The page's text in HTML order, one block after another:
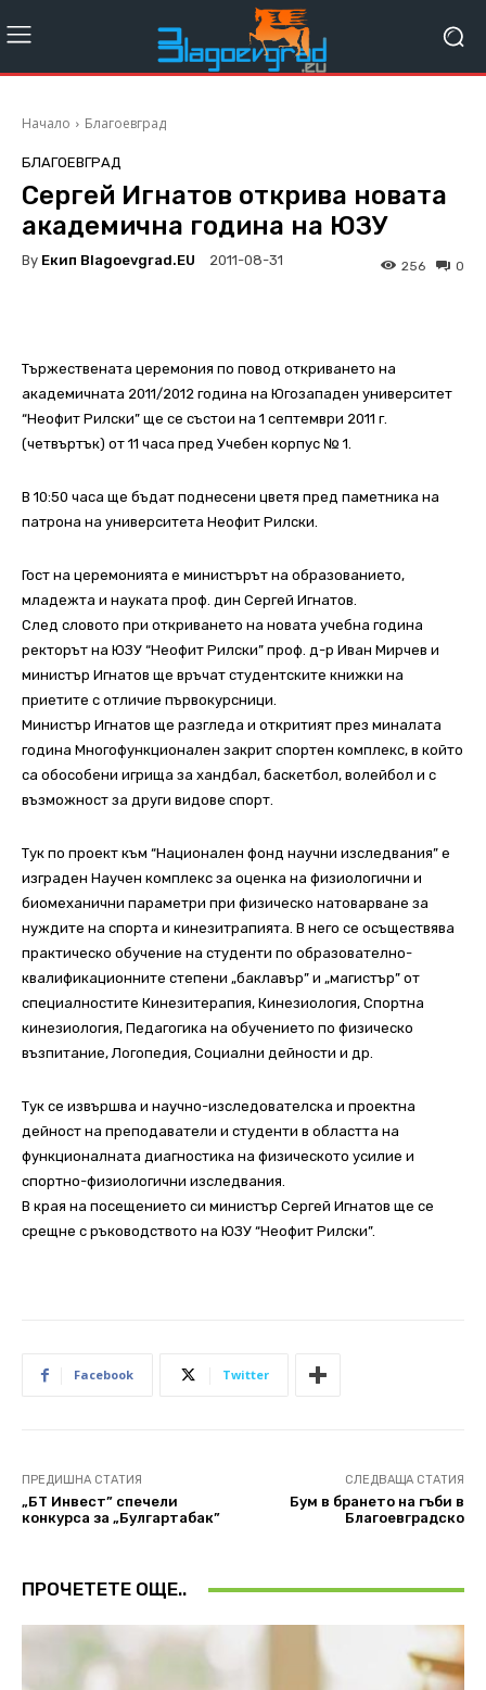
Начало Благоевград
БЛАГОЕВГРАД
Сергей Игнатов открива новата
академична година на ЮЗУ
By Екип Blagoevgrad.EU 2011-08-31 0
256
Тържествената церемония по повод откриването на
академичната 2011/2012 година на Югозападен университет
“Неофит Рилски” ще се състои на 1 септември 2011 г.
(четвъртък) от 11 часа пред Учебен корпус № 1.
В 10:50 часа ще бъдат поднесени цветя пред паметника на
патрона на университета Неофит Рилски.
Гост на церемонията е министърът на образованието,
младежта и науката проф. дин Сергей Игнатов.
След словото при откриването на новата учебна година
ректорът на ЮЗУ “Неофит Рилски” проф. д-р Иван Мирчев и
министър Игнатов ще връчат студентските книжки на
приетите с отличие първокурсници.
Министър Игнатов ще разгледа и откритият през миналата
година Многофункционален закрит спортен комплекс, в който
са обособени игрища за хандбал, баскетбол, волейбол и с
възможност за други видове спорт.
Тук по проект към “Национален фонд научни изследвания” е
изграден Научен комплекс за оценка на физиологични и
биомеханични параметри при физическо натоварване за
нуждите на спорта и кинезитрапията. В него се осъществява
практическо обучение на студенти по образователно-
квалификационните степени „баклавър” и „магистър” от
специалностите Кинезитерапия, Кинезиология, Спортна
кинезиология, Педагогика на обучението по физическо
възпитание, Логопедия, Социални дейности и др.
Тук се извършва и научно-изследователска и проектна
дейност на преподаватели и студенти в областта на
функционалната диагностика на физическото усилие и
спортно-физиологични изследвания.
В края на посещението си министър Сергей Игнатов ще се
срещне с ръководството на ЮЗУ “Неофит Рилски”.
Facebook Twitter
ПРЕДИШНА СТАТИЯ
„БТ Инвест” спечели
конкурса за „Булгартабак”
СЛЕДВАЩА СТАТИЯ
Бум в брането на гъби в
Благоевградско
ПРОЧЕТЕТЕ ОЩЕ..